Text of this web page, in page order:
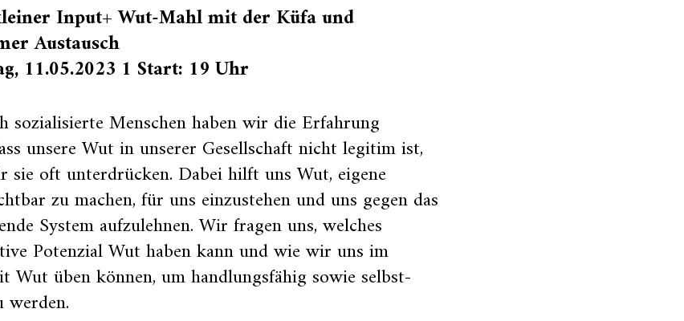
Input+ Wut-Mahl mit der Küfa und
Austausch
11.05.2023 1 Start: 19 Uhr
sozialisierte Menschen haben wir die Erfahrung
unsere Wut in unserer Gesellschaft nicht legitim ist,
sie oft unterdrücken. Dabei hilft uns Wut, eigene
zu machen, für uns einzustehen und uns gegen das
System aufzulehnen. Wir fragen uns, welches
Potenzial Wut haben kann und wie wir uns im
Wut üben können, um handlungsfähig sowie selbst­